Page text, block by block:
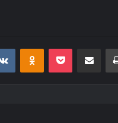
VKontakteOdnoklassniki
Pocket E-Posta ile